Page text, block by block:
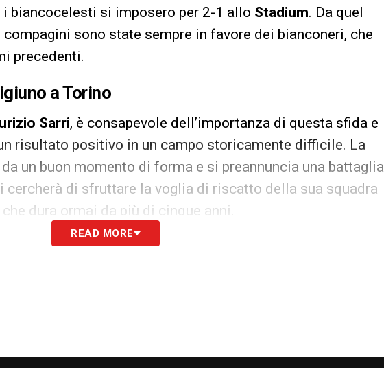
biancocelesti si imposero per 2-1 allo Stadium. Da quel
sono state sempre in favore dei bianconeri, che
precedenti.
a Torino
Sarri, è consapevole dell’importanza di questa sfida e
risultato positivo in un campo storicamente difficile. La
un buon momento di forma e si preannuncia una battaglia
di sfruttare la voglia di riscatto della sua squadra
dura ormai da più di cinque anni.
l’assessore Onorato rivela: «La Lazio completerà il
READ MORE